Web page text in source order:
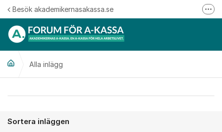
Hoppa till innehåll
Besök akademikernasakassa.se
Alla inlägg
Sortera inläggen